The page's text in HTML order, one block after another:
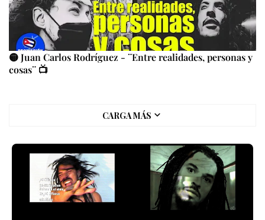
🟡 Juan Carlos Rodríguez - ¨Entre realidades, personas y
cosas¨ 📺
CARGA MÁS